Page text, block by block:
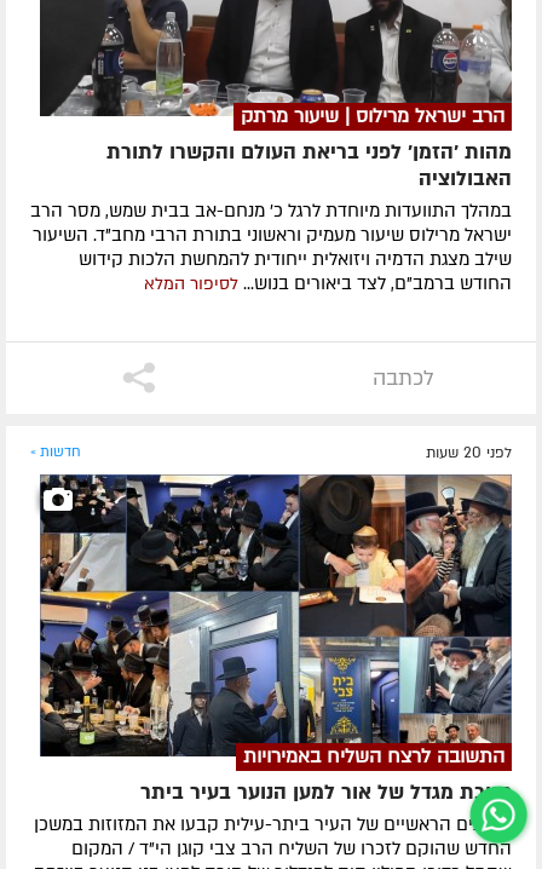
הרב ישראל מרילוס | שיעור מרתק
מהות 'הזמן' לפני בריאת העולם והקשרו לתורת
האבולוציה
במהלך התוועדות מיוחדת לרגל כ' מנחם-אב בבית שמש, מסר הרב
ישראל מרילוס שיעור מעמיק וראשוני בתורת הרבי מחב"ד. השיעור
שילב מצגת הדמיה ויזואלית ייחודית להמחשת הלכות קידוש
החודש ברמב"ם, לצד ביאורים בנוש... לסיפור המלא
לכתבה
לפני 20 שעות חדשות »
התשובה לרצח השליח באמירויות
חנוכת מגדל של אור למען הנוער בעיר ביתר
הרבנים הראשיים של העיר ביתר-עילית קבעו את המזוזות במשכן
החדש שהוקם לזכרו של השליח הרב צבי קוגן הי"ד / המקום